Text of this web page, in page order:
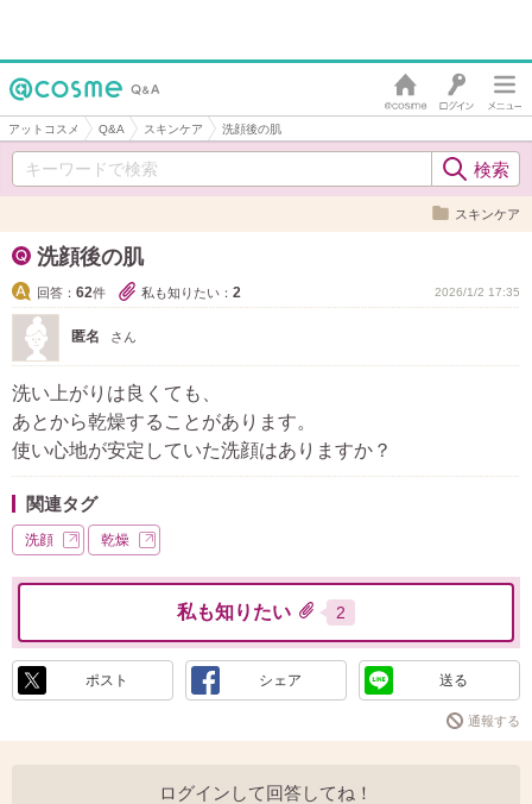
アットコスメ Q&A スキンケア 洗顔後の肌
スキンケア
洗顔後の肌
回答： 62件 私も知りたい： 2 2026/1/2 17:35
匿名 さん
洗い上がりは良くても、
あとから乾燥することがあります。
使い心地が安定していた洗顔はありますか？
関連タグ
洗顔 乾燥
私も知りたい 2
ポスト シェア 送る
通報する
ログインして回答してね！